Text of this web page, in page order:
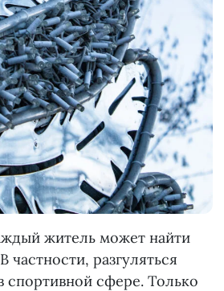
житель может найти
частности, разгуляться
спортивной сфере. Только